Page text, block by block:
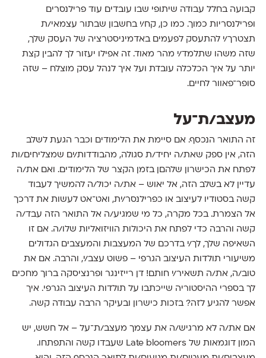
קבועה בחלל עבודה שיתופי שבו עובדים עוד פרילנסרים
ופרילנסריות כמוך. כמו כן, קח/י בחשבון שבתור עצמאי/ת
תצטרך/י להתעסק לפעמים באדמיניסטרציה של העסק שלך,
שזה משהו שתלמד/י מהר מאוד. זה אפילו יעזור לך להבין קצת
יותר על איך הכלכלה עובדת ועל איך לנהל עסק מוצלח – שזה
סופר־פאוור לחיים.
מעצב/ת־על
זה התואר הנכסף. אם סיימת את הלימודים וכבר הגעת לשלב
הזה, אין ספק שאת/ה יחיד/ת סגולה, מהבודדות/ים שמצליחים/ות
לפתח את הכישרון שלהםן בזמן הקצר של הלימודים. ואם את/ה
עדיין לא בשלב הזה, אל יאוש – את/ה יכול/ה להמשיך לעבוד
קשה בסטודיו לעיצוב או כפרילנסר/ית, ואט־אט לעשות את דרכך
אל הצמרת. בכל מקרה, כל מי שמגיע/ה אל התואר הזה עבד/ה
קשה והרבה כדי לפתח את היכולות הוויזואליות שלו/ה. אם זו
השאיפה שלך, לך/י בדרכם של המעצבות והמעצבים הגדולים
משיעורי תולדות העיצוב הגרפי – פשוט עצב/י, והרבה. אם את
טוב/ה, את/ה תשאיר/י חותם! דן רייזינגר ופרנציסקה ברוך מחכים
לך בספרי ההיסטוריה שייכתבו על תולדות העיצוב הגרפי. איך
אפשר להגיע לזה? בזכות כישרון ובעיקר הרבה עבודה קשה.
אם את/ה לא מרגיש/ה את עצמך מעצב/ת־על – אל חשש, יש
המון דוגמאות של Late bloomers שעבדו קשה והתפתחו.